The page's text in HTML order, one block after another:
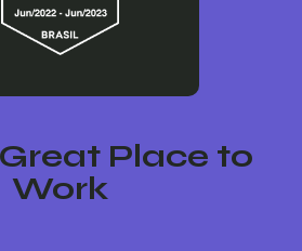
Place to
Work